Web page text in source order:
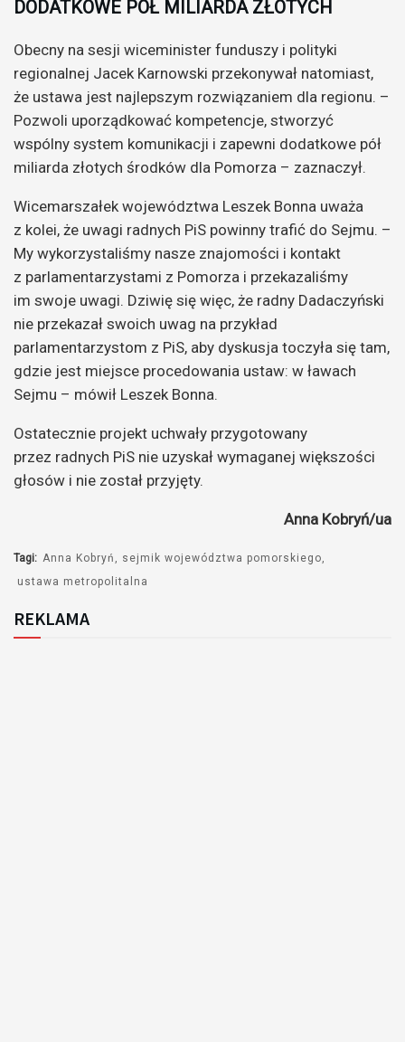
DODATKOWE PÓŁ MILIARDA ZŁOTYCH
Obecny na sesji wiceminister funduszy i polityki
regionalnej Jacek Karnowski przekonywał natomiast,
że ustawa jest najlepszym rozwiązaniem dla regionu. –
Pozwoli uporządkować kompetencje, stworzyć
wspólny system komunikacji i zapewni dodatkowe pół
miliarda złotych środków dla Pomorza – zaznaczył.
Wicemarszałek województwa Leszek Bonna uważa
z kolei, że uwagi radnych PiS powinny trafić do Sejmu. –
My wykorzystaliśmy nasze znajomości i kontakt
z parlamentarzystami z Pomorza i przekazaliśmy
im swoje uwagi. Dziwię się więc, że radny Dadaczyński
nie przekazał swoich uwag na przykład
parlamentarzystom z PiS, aby dyskusja toczyła się tam,
gdzie jest miejsce procedowania ustaw: w ławach
Sejmu – mówił Leszek Bonna.
Ostatecznie projekt uchwały przygotowany
przez radnych PiS nie uzyskał wymaganej większości
głosów i nie został przyjęty.
Anna Kobryń/ua
Tagi: Anna Kobryń
sejmik województwa pomorskiego
ustawa metropolitalna
REKLAMA